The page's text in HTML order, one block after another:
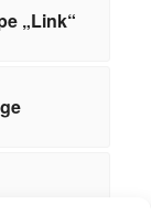
„Link“